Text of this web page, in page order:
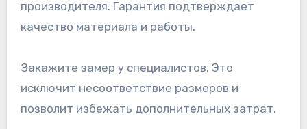
производителя. Гарантия подтверждает
качество материала и работы.
Закажите замер у специалистов. Это
исключит несоответствие размеров и
позволит избежать дополнительных затрат.